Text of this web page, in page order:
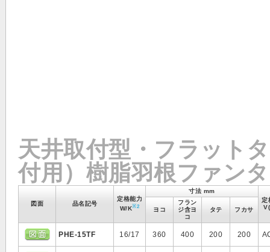
天井取付型・フラット
付用）樹脂羽根ファン
図面 品名記号
定格能力
W/K※2
寸法 mm
定
ヨコ
フラン
ジ含ヨ
コ
タテ フカサ
PHE-15TF 16/17 360 400 200 200